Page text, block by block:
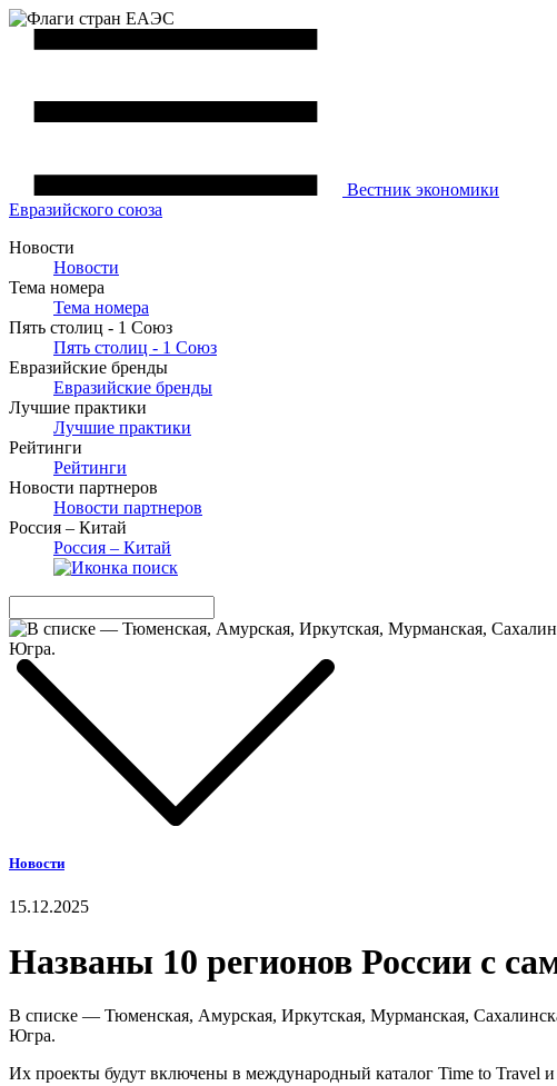
Вестник экономики
Евразийского союза
Новости
Новости
Тема номера
Тема номера
Пять столиц - 1 Союз
Пять столиц - 1 Союз
Евразийские бренды
Евразийские бренды
Лучшие практики
Лучшие практики
Рейтинги
Рейтинги
Новости партнеров
Новости партнеров
Россия – Китай
Россия – Китай
Новости
15.12.2025
Названы 10 регионов России с
В списке — Тюменская, Амурская, Иркутская, Мурманская,
Югра.
Их проекты будут включены в международный каталог Time to Travel